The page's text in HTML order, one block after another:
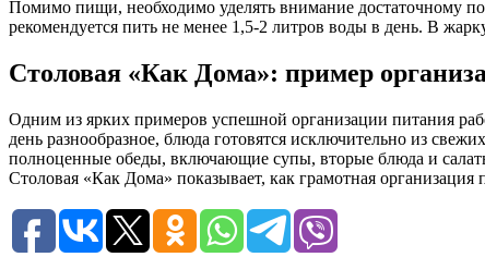
Помимо пищи, необходимо уделять внимание достаточному
рекомендуется пить не менее 1,5-2 литров воды в день. В
Столовая «Как Дома»: пример
Одним из ярких примеров успешной организации питания
день разнообразное, блюда готовятся исключительно из
полноценные обеды, включающие супы, вторые блюда и
Столовая «Как Дома» показывает, как грамотная